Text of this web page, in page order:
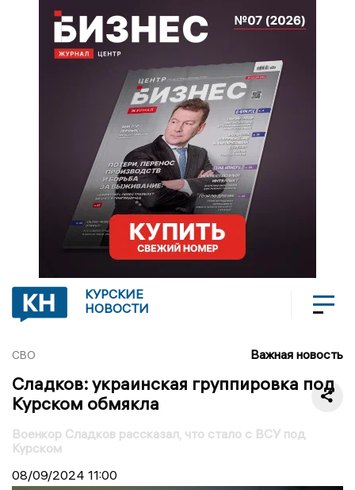
КУРСКИЕ
НОВОСТИ
СВО Важная новость
Сладков: украинская группировка под
Курском обмякла
Военкор Сладков рассказал, что стало с ВСУ под
Курском
08/09/2024 11:00